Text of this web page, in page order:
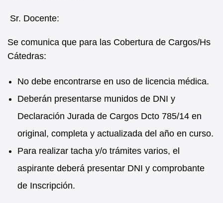
Sr. Docente:
Se comunica que para las Cobertura de Cargos/Hs
Cátedras:
No debe encontrarse en uso de licencia médica.
Deberán presentarse munidos de DNI y
Declaración Jurada de Cargos Dcto 785/14 en
original, completa y actualizada del año en curso.
Para realizar tacha y/o trámites varios, el
aspirante deberá presentar DNI y comprobante
de Inscripción.